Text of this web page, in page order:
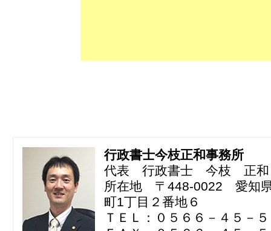
行政書士今枝正和事務所
代表 行政書士 今枝 正和
所在地 〒448-0022 愛知
町1丁目２番地６
ＴＥＬ：０５６６－４５－